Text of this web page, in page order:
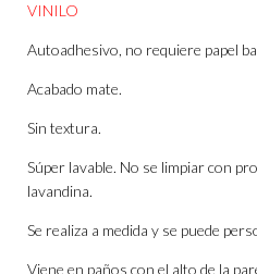
VINILO
Autoadhesivo, no requiere papel
Acabado mate.
Sin textura.
Súper lavable. No se limpiar con
lavandina.
Se realiza a medida y se puede
Viene en paños con el alto de la